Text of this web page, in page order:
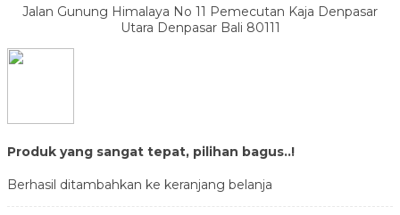
Jalan Gunung Himalaya No 11 Pemecutan Kaja Denpasar
Utara Denpasar Bali 80111
Produk yang sangat tepat, pilihan bagus..!
Berhasil ditambahkan ke keranjang belanja